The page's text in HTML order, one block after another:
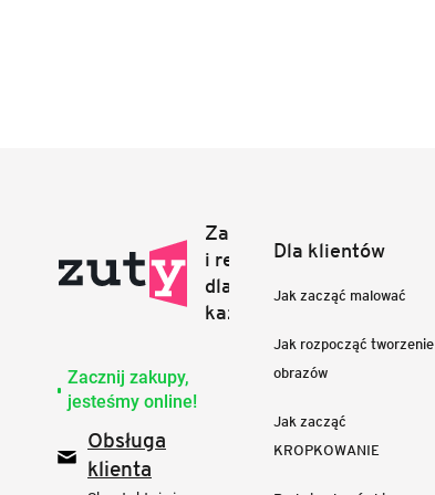
Zacznij zakupy,
jesteśmy online!
Obsługa
klienta
Dla klientów
Jak zacząć malować
Jak rozpocząć tworzenie
obrazów
Jak zacząć
KROPKOWANIE